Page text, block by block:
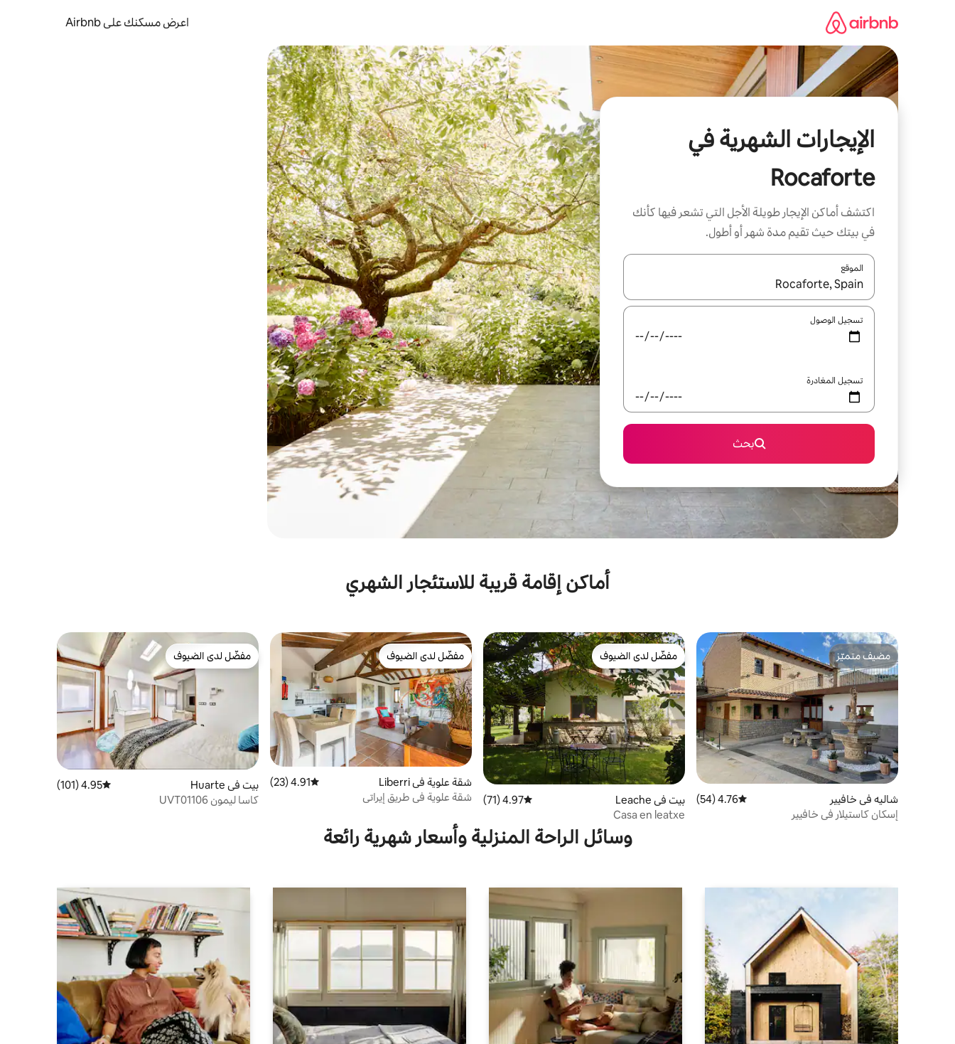
اعرض مسكنك على Airbnb
الإيجارات الشهرية في
Rocaforte
اكتشف أماكن الإيجار طويلة الأجل التي تشعر فيها كأنك
في بيتك حيث تقيم مدة شهر أو أطول.
الموقع
عند توفر النتائج، انتقل باستخدام السهمين لأعلى ولأسفل أو استكشف عن طريق اللمس أو السحب.
تسجيل الوصول
تسجيل المغادرة
بحث
أماكن إقامة قريبة للاستئجار الشهري
مضيف متميّز
مضيف متميّز
شاليه في خافيير متوسط التقييم 4.76 من 5، 54 مراجعات
4.76 (54)
إسكان كاستيلار في خافيير
مفضّل لدى الضيوف
مفضّل لدى الضيوف
بيت في Leache متوسط التقييم 4.97 من 5، 71 مراجعات
4.97 (71)
Casa en leatxe
مفضّل لدى الضيوف
مفضّل لدى الضيوف
شقة علوية في Liberri متوسط التقييم 4.91 من 5، 23 مراجعات
4.91 (23)
شقة علوية في طريق إيراتي
مفضّل لدى الضيوف
مفضّل لدى الضيوف
بيت في Huarte متوسط التقييم 4.95 من 5، 101 مراجعات
4.95 (101)
كاسا ليمون UVT01106
وسائل الراحة المنزلية وأسعار شهرية رائعة